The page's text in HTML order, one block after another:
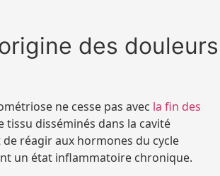
des douleurs
ne cesse pas avec la fin des
disséminés dans la cavité
réagir aux hormones du cycle
un état inflammatoire chronique.